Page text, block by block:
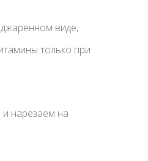
виде,
только при
и нарезаем на